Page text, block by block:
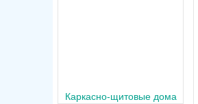
Каркасно-щитовые